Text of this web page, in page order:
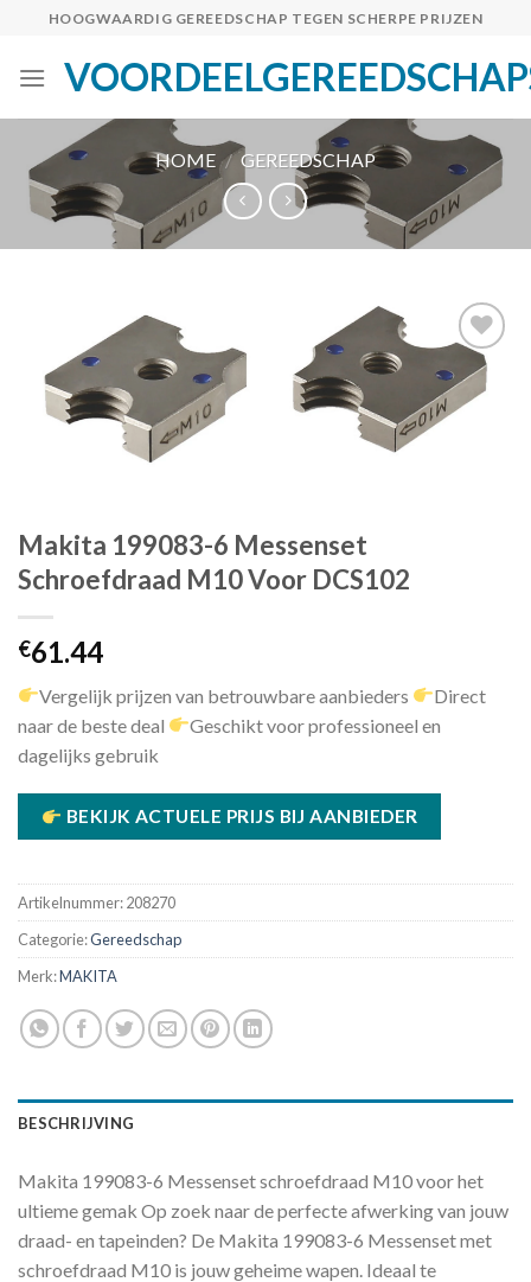
content
HOOGWAARDIG GEREEDSCHAP TEGEN SCHERPE PRIJZEN
HOME / GEREEDSCHAP
Toevoegen
Makita 199083-6 Messenset
Schroefdraad M10 Voor DCS102
€61.44
Vergelijk prijzen van betrouwbare aanbieders
Direct
naar de beste deal
Geschikt voor professioneel en
dagelijks gebruik
BEKIJK ACTUELE PRIJS BIJ AANBIEDER
Artikelnummer:208270
Categorie:Gereedschap
Merk:MAKITA
BESCHRIJVING
Makita 199083-6 Messenset schroefdraad M10 voor het
ultieme gemak Op zoek naar de perfecte afwerking van jouw
draad- en tapeinden? De Makita 199083-6 Messenset met
schroefdraad M10 is jouw geheime wapen. Ideaal te